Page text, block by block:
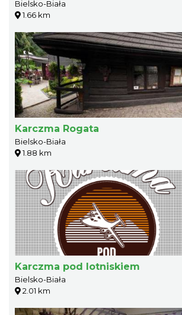
Bielsko-Biała
1.66 km
Karczma Rogata
Bielsko-Biała
1.88 km
Karczma pod lotniskiem
Bielsko-Biała
2.01 km